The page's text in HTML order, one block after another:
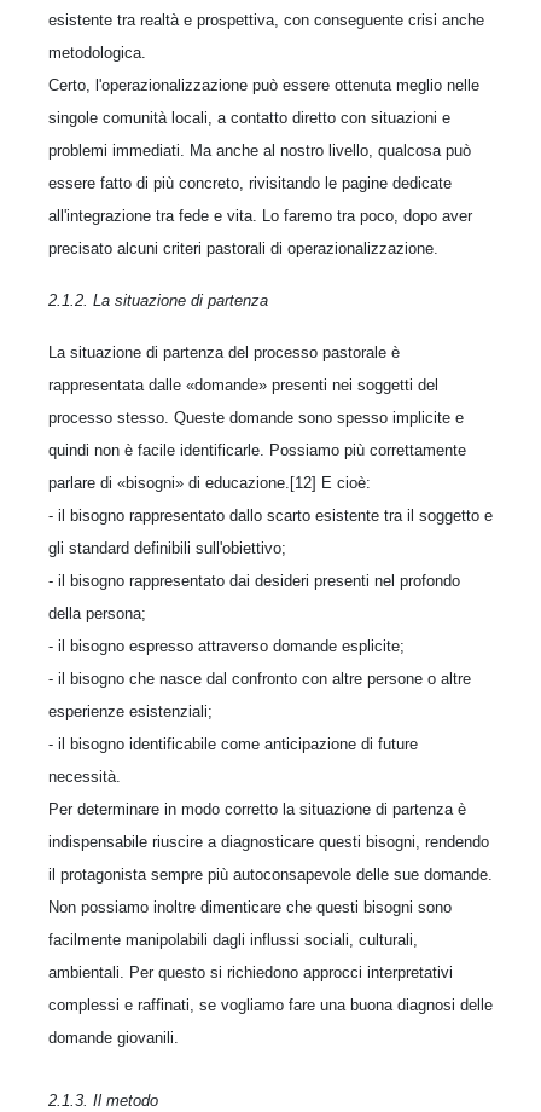
esistente tra realtà e prospettiva, con conseguente crisi anche
metodologica.
Certo, l'operazionalizzazione può essere ottenuta meglio nelle
singole comunità locali, a contatto diretto con situazioni e
problemi immediati. Ma anche al nostro livello, qualcosa può
essere fatto di più concreto, rivisitando le pagine dedicate
all'integrazione tra fede e vita. Lo faremo tra poco, dopo aver
precisato alcuni criteri pastorali di operazionalizzazione.
2.1.2. La situazione di partenza
La situazione di partenza del processo pastorale è
rappresentata dalle «domande» presenti nei soggetti del
processo stesso. Queste domande sono spesso implicite e
quindi non è facile identificarle. Possiamo più correttamente
parlare di «bisogni» di educazione.[12] E cioè:
- il bisogno rappresentato dallo scarto esistente tra il soggetto e
gli standard definibili sull'obiettivo;
- il bisogno rappresentato dai desideri presenti nel profondo
della persona;
- il bisogno espresso attraverso domande esplicite;
- il bisogno che nasce dal confronto con altre persone o altre
esperienze esistenziali;
- il bisogno identificabile come anticipazione di future
necessità.
Per determinare in modo corretto la situazione di partenza è
indispensabile riuscire a diagnosticare questi bisogni, rendendo
il protagonista sempre più autoconsapevole delle sue domande.
Non possiamo inoltre dimenticare che questi bisogni sono
facilmente manipolabili dagli influssi sociali, culturali,
ambientali. Per questo si richiedono approcci interpretativi
complessi e raffinati, se vogliamo fare una buona diagnosi delle
domande giovanili.
2.1.3. Il metodo